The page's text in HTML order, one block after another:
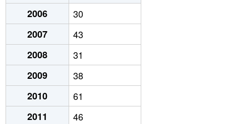
2006
30
2007
43
2008
31
2009
38
2010
61
2011
46